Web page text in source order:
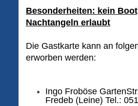
Besonderheiten: kein
Nachtangeln erlaubt
Die Gastkarte kann an
erworben werden:
Ingo Froböse
Fredeb (Leine) Tel.: